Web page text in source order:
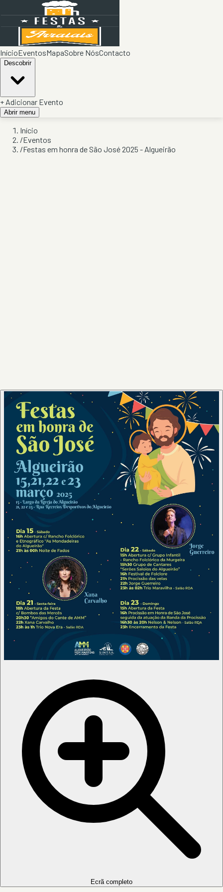
InícioEventosMapaSobre NósContacto
Descobrir
+ Adicionar Evento
Abrir menu
Início
/Eventos
/Festas em honra de São José 2025 - Algueirão
Ecrã completo